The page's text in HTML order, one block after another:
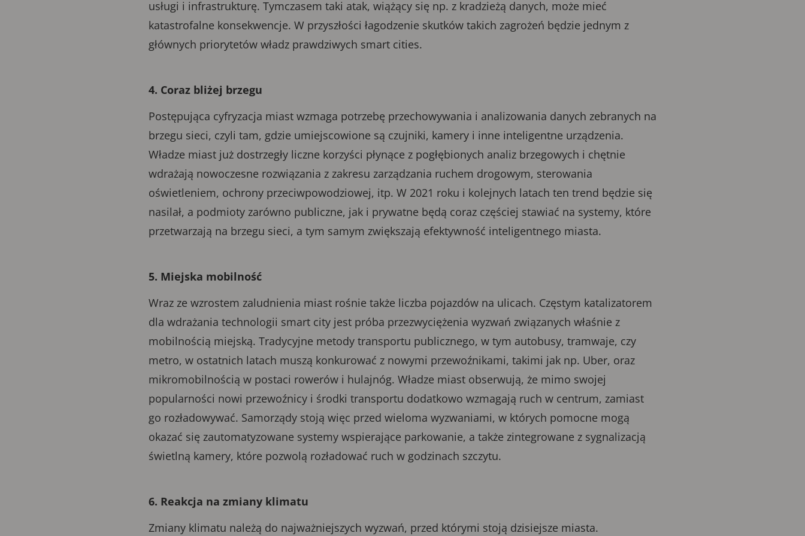
usługi i infrastrukturę. Tymczasem taki atak, wiążący się np. z kradzieżą danych, może mieć
katastrofalne konsekwencje. W przyszłości łagodzenie skutków takich zagrożeń będzie jednym z
głównych priorytetów władz prawdziwych smart cities.
4. Coraz bliżej brzegu
Postępująca cyfryzacja miast wzmaga potrzebę przechowywania i analizowania danych zebranych na
brzegu sieci, czyli tam, gdzie umiejscowione są czujniki, kamery i inne inteligentne urządzenia.
Władze miast już dostrzegły liczne korzyści płynące z pogłębionych analiz brzegowych i chętnie
wdrażają nowoczesne rozwiązania z zakresu zarządzania ruchem drogowym, sterowania
oświetleniem, ochrony przeciwpowodziowej, itp. W 2021 roku i kolejnych latach ten trend będzie się
nasilał, a podmioty zarówno publiczne, jak i prywatne będą coraz częściej stawiać na systemy, które
przetwarzają na brzegu sieci, a tym samym zwiększają efektywność inteligentnego miasta.
5. Miejska mobilność
Wraz ze wzrostem zaludnienia miast rośnie także liczba pojazdów na ulicach. Częstym katalizatorem
dla wdrażania technologii smart city jest próba przezwyciężenia wyzwań związanych właśnie z
mobilnością miejską. Tradycyjne metody transportu publicznego, w tym autobusy, tramwaje, czy
metro, w ostatnich latach muszą konkurować z nowymi przewoźnikami, takimi jak np. Uber, oraz
mikromobilnością w postaci rowerów i hulajnóg. Władze miast obserwują, że mimo swojej
popularności nowi przewoźnicy i środki transportu dodatkowo wzmagają ruch w centrum, zamiast
go rozładowywać. Samorządy stoją więc przed wieloma wyzwaniami, w których pomocne mogą
okazać się zautomatyzowane systemy wspierające parkowanie, a także zintegrowane z sygnalizacją
świetlną kamery, które pozwolą rozładować ruch w godzinach szczytu.
6. Reakcja na zmiany klimatu
Zmiany klimatu należą do najważniejszych wyzwań, przed którymi stoją dzisiejsze miasta.